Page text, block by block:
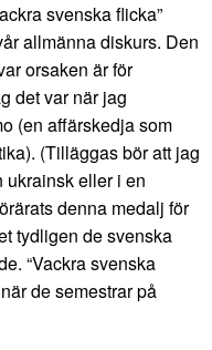
svenska flicka”
allmänna diskurs. Den
orsaken är för
det var när jag
(en affärskedja som
(Tilläggas bör att jag
ukrainsk eller i en
denna medalj för
tydligen de svenska
“Vackra svenska
de semestrar på